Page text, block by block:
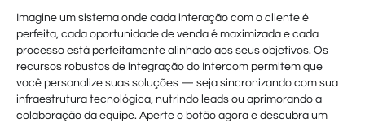
Imagine um sistema onde cada interação com o cliente é
perfeita, cada oportunidade de venda é maximizada e cada
processo está perfeitamente alinhado aos seus objetivos. Os
recursos robustos de integração do Intercom permitem que
você personalize suas soluções — seja sincronizando com sua
infraestrutura tecnológica, nutrindo leads ou aprimorando a
colaboração da equipe. Aperte o botão agora e descubra um